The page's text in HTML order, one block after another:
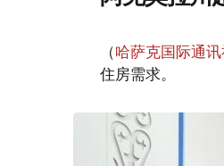
（哈萨克国际通
住房需求。